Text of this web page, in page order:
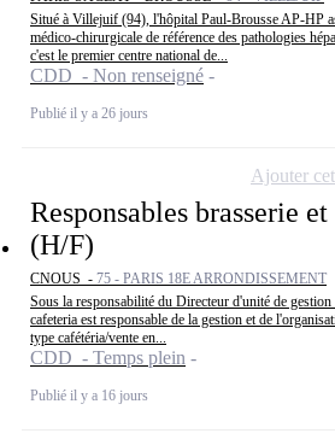
Situé à Villejuif (94), l'hôpital Paul-Brousse AP-HP
médico-chirurgicale de référence des pathologies
c'est le premier centre national de...
CDD - Non renseigné
Publié il y a 26 jours
Responsables brasserie
(H/F)
CNOUS - 75 - PARIS 18E ARRONDISSEMENT
Sous la responsabilité du Directeur d'unité de
cafeteria est responsable de la gestion et de
type cafétéria/vente en...
CDD - Temps plein
Publié il y a 16 jours
Ajouter